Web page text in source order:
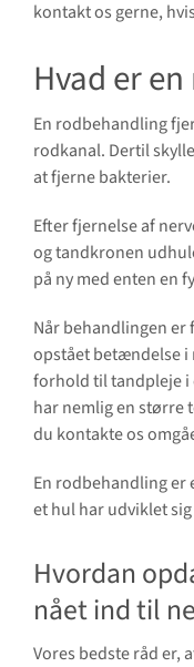
kontakt os gerne,
Hvad er
En rodbehandling
rodkanal. Dertil
at fjerne bakterier.
Efter fjernelse af
og tandkronen
på ny med enten en
Når behandlingen er
opstået betændelse i
forhold til tandpleje
har nemlig en større
du kontakte os
En rodbehandling er
et hul har udviklet
Hvordan
nået ind til
Vores bedste råd er,